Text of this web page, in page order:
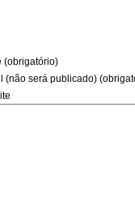
(obrigatório)
(não será publicado)